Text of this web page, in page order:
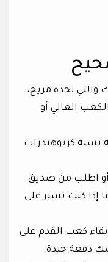
والتي تجده مريح،
العالي أو
نسبة كربوهيدرات
أو اطلب من صديق
إذا كنت تسير على
كعب القدم على
دفعة جيدة.